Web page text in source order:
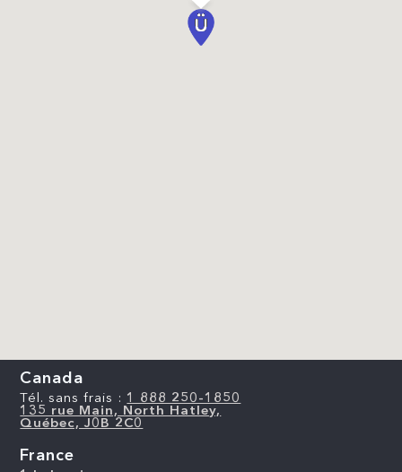
Canada
Tél. sans frais : 1 888 250-1850
135 rue Main, North Hatley,
Québec, J0B 2C0
France